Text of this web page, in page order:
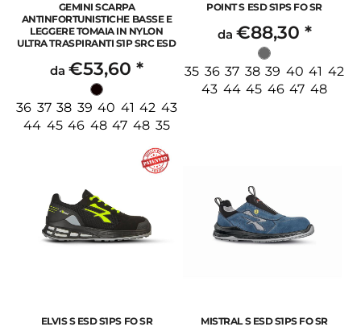
GEMINI SCARPA
ANTINFORTUNISTICHE BASSE E
LEGGERE TOMAIA IN NYLON
ULTRA TRASPIRANTI S1P SRC ESD
da €53,60 *
36 37 38 39 40 41 42 43
44 45 46 48 47 48 35
POINT S ESD S1PS FO SR
da €88,30 *
35 36 37 38 39 40 41 42
43 44 45 46 47 48
ELVIS S ESD S1PS FO SR MISTRAL S ESD S1PS FO SR